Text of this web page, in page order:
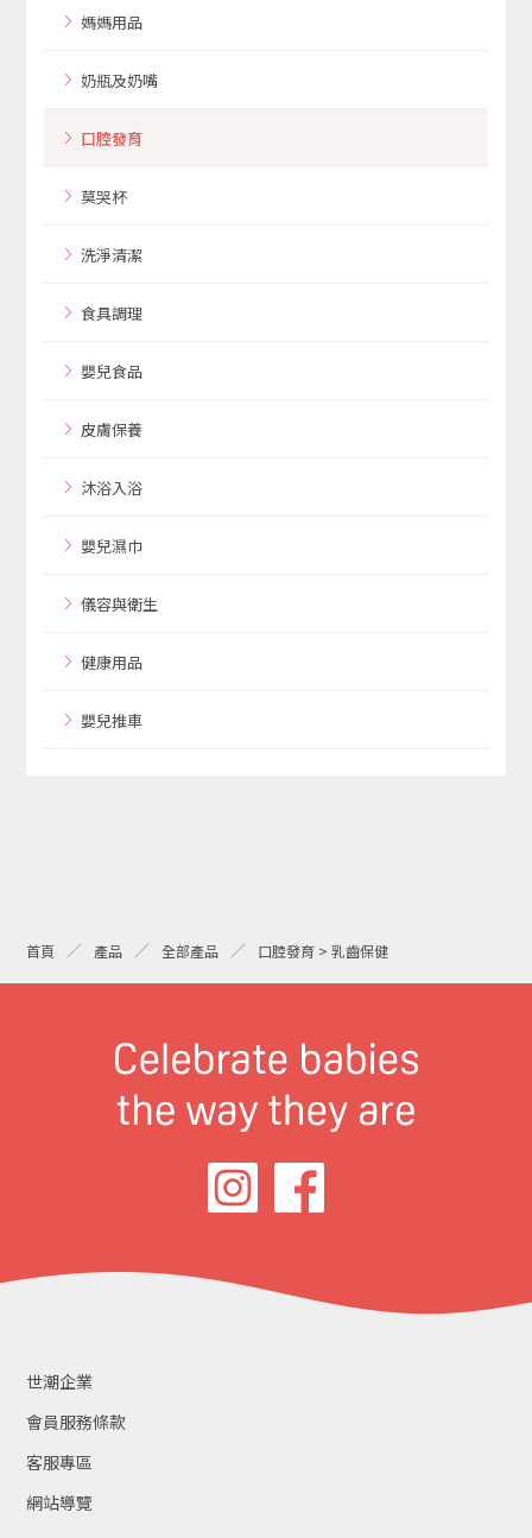
媽媽用品
奶瓶及奶嘴
口腔發育
莫哭杯
洗淨清潔
食具調理
嬰兒食品
皮膚保養
沐浴入浴
嬰兒濕巾
儀容與衛生
健康用品
嬰兒推車
首頁 產品 全部產品 口腔發育 > 乳齒保健
世潮企業
會員服務條款
客服專區
網站導覽